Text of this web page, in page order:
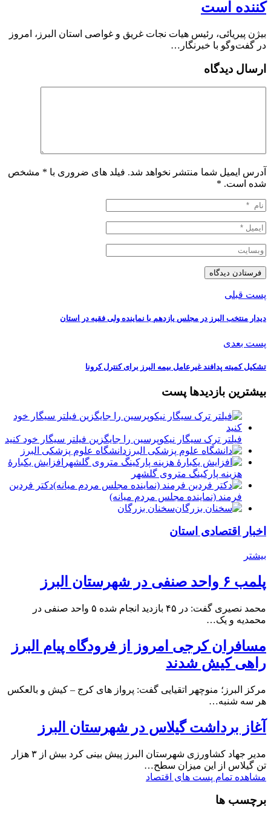
کننده است
بیژن پیریائی، رئیس هیات نجات غریق و غواصی استان البرز، امروز
در گفت‌وگو با خبرنگار…
ارسال دیدگاه
آدرس ایمیل شما منتشر نخواهد شد. فیلد های ضروری با * مشخص
شده است. *
پست قبلی
دیدار منتخب البرز در مجلس یازدهم با نماینده ولی فقیه در استان
پست بعدی
تشکیل کمیته پدافند غیرعامل بیمه البرز برای کنترل کرونا
بیشترین بازدیدها پست
فیلتر ترک سیگار نیکوپرسین را جایگزین فیلتر سیگار خود کنید
دانشگاه علوم پزشکی البرز
افزایش یکبارۀ
هزینه پارکینگ متروی گلشهر
دكتر فردين
فرمند (نماينده مجلس مردم میانه)
سخنان بزرگان
اخبار اقتصادی استان
بیشتر
پلمب ۶ واحد صنفی در شهرستان البرز
محمد نصیری گفت: در ۴۵ بازدید انجام شده ۵ واحد صنفی در
محمدیه و یک…
مسافران کرجی امروز از فرودگاه پیام البرز
راهی کیش شدند
مرکز البرز؛ منوچهر اتقیایی گفت: پرواز های کرج – کیش و بالعکس
هر سه شنبه…
آغاز برداشت گیلاس در شهرستان البرز
مدیر جهاد کشاورزی شهرستان البرز پیش بینی کرد بیش از ۳ هزار
تن گیلاس از این میزان سطح…
مشاهده تمام پست های اقتصاد
برچسب ها